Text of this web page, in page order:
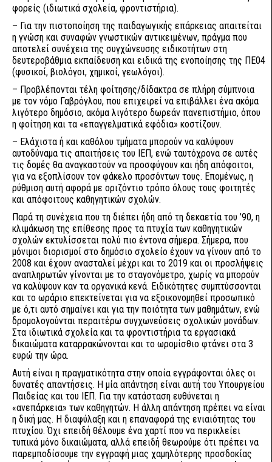
φορείς (ιδιωτικά σχολεία, φροντιστήρια).
– Για την πιστοποίηση της παιδαγωγικής επάρκειας απαιτείται
η γνώση και συναφών γνωστικών αντικειμένων, πράγμα που
αποτελεί συνέχεια της συγχώνευσης ειδικοτήτων στη
δευτεροβάθμια εκπαίδευση και ειδικά της ενοποίησης της ΠΕ04
(φυσικοί, βιολόγοι, χημικοί, γεωλόγοι).
– Προβλέπονται τέλη φοίτησης/δίδακτρα σε πλήρη σύμπνοια
με τον νόμο Γαβρόγλου, που επιχειρεί να επιβάλλει ένα ακόμα
λιγότερο δημόσιο, ακόμα λιγότερο δωρεάν πανεπιστήμιο, όπου
η φοίτηση και τα «επαγγελματικά εφόδια» κοστίζουν.
– Ελάχιστα ή και καθόλου τμήματα μπορούν να καλύψουν
αυτοδύναμα τις απαιτήσεις του ΙΕΠ, ενώ ταυτόχρονα σε αυτές
τις δομές θα αναγκαστούν να προσφύγουν και ήδη απόφοιτοι,
για να εξοπλίσουν τον φάκελο προσόντων τους. Επομένως, η
ρύθμιση αυτή αφορά με οριζόντιο τρόπο όλους τους φοιτητές
και απόφοιτους καθηγητικών σχολών.
Παρά τη συνέχεια που τη διέπει ήδη από τη δεκαετία του ’90, η
κλιμάκωση της επίθεσης προς τα πτυχία των καθηγητικών
σχολών εκτυλίσσεται πολύ πιο έντονα σήμερα. Σήμερα, που
μόνιμοι διορισμοί στο δημόσιο σχολείο έχουν να γίνουν από το
2008 και έχουν ανασταλεί μέχρι και το 2019 και οι προσλήψεις
αναπληρωτών γίνονται με το σταγονόμετρο, χωρίς να μπορούν
να καλύψουν καν τα οργανικά κενά. Ειδικότητες συμπτύσσονται
και το ωράριο επεκτείνεται για να εξοικονομηθεί προσωπικό
με ό,τι αυτό σημαίνει και για την ποιότητα των μαθημάτων, ενώ
δρομολογούνται περαιτέρω συγχωνεύσεις σχολικών μονάδων.
Στα ιδιωτικά σχολεία και τα φροντιστήρια τα εργασιακά
δικαιώματα καταρρακώνονται και το ωρομίσθιο φτάνει στα 3
ευρώ την ώρα.
Αυτή είναι η πραγματικότητα στην οποία εγγράφονται όλες οι
δυνατές απαντήσεις. Η μία απάντηση είναι αυτή του Υπουργείου
Παιδείας και του ΙΕΠ. Για την κατάσταση ευθύνεται η
«ανεπάρκεια» των καθηγητών. Η άλλη απάντηση πρέπει να είναι
η δική μας. Η διαφύλαξη και η επαναφορά της ενιαιότητας του
πτυχίου. Όχι επειδή θέλουμε ένα χαρτί που να περικλείει
τυπικά μόνο δικαιώματα, αλλά επειδή θεωρούμε ότι πρέπει να
παρεμποδίσουμε την εγγραφή μιας χαμηλότερης προσδοκίας